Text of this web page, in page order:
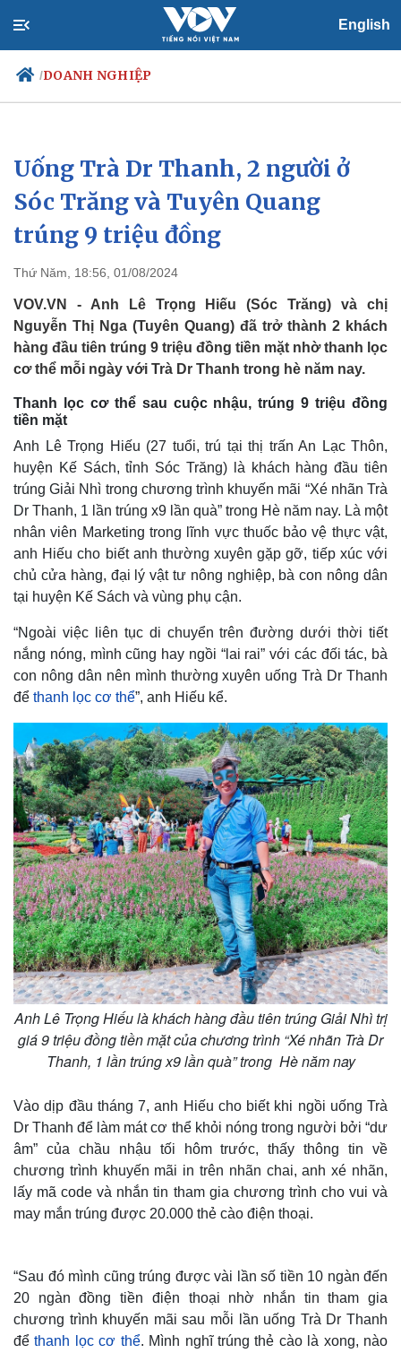
English
/DOANH NGHIỆP
Chính trị
Đảng
Tổ chức nhân sự
Quốc hội
Nhận diện sự thật
Xã hội
Tin 24h
Dự báo thời tiết
Giáo dục
Dấu ấn VOV
Cuộc sống đó đây
Ảnh
E-Magazine
Infographic
Uống Trà Dr Thanh, 2 người ở
Sóc Trăng và Tuyên Quang
trúng 9 triệu đồng
Thứ Năm, 18:56, 01/08/2024
VOV.VN - Anh Lê Trọng Hiếu (Sóc Trăng) và chị
Nguyễn Thị Nga (Tuyên Quang) đã trở thành 2 khách
hàng đầu tiên trúng 9 triệu đồng tiền mặt nhờ thanh lọc
cơ thể mỗi ngày với Trà Dr Thanh trong hè năm nay.
Thanh lọc cơ thể sau cuộc nhậu, trúng 9 triệu đồng
tiền mặt
Anh Lê Trọng Hiếu (27 tuổi, trú tại thị trấn An Lạc Thôn,
huyện Kế Sách, tỉnh Sóc Trăng) là khách hàng đầu tiên
trúng Giải Nhì trong chương trình khuyến mãi “Xé nhãn Trà
Dr Thanh, 1 lần trúng x9 lần quà” trong Hè năm nay. Là một
nhân viên Marketing trong lĩnh vực thuốc bảo vệ thực vật,
anh Hiếu cho biết anh thường xuyên gặp gỡ, tiếp xúc với
chủ cửa hàng, đại lý vật tư nông nghiệp, bà con nông dân
tại huyện Kế Sách và vùng phụ cận.
“Ngoài việc liên tục di chuyển trên đường dưới thời tiết
nắng nóng, mình cũng hay ngồi “lai rai” với các đối tác, bà
con nông dân nên mình thường xuyên uống Trà Dr Thanh
để thanh lọc cơ thể”, anh Hiếu kể.
Anh Lê Trọng Hiếu là khách hàng đầu tiên trúng Giải Nhì trị
giá 9 triệu đồng tiền mặt của chương trình “Xé nhãn Trà Dr
Thanh, 1 lần trúng x9 lần quà” trong Hè năm nay
Vào dịp đầu tháng 7, anh Hiếu cho biết khi ngồi uống Trà
Dr Thanh để làm mát cơ thể khỏi nóng trong người bởi “dư
âm” của chầu nhậu tối hôm trước, thấy thông tin về
chương trình khuyến mãi in trên nhãn chai, anh xé nhãn,
lấy mã code và nhắn tin tham gia chương trình cho vui và
may mắn trúng được 20.000 thẻ cào điện thoại.
“Sau đó mình cũng trúng được vài lần số tiền 10 ngàn đến
20 ngàn đồng tiền điện thoại nhờ nhắn tin tham gia
chương trình khuyến mãi sau mỗi lần uống Trà Dr Thanh
đểthanh lọc cơ thể. Mình nghĩ trúng thẻ cào là xong, nào